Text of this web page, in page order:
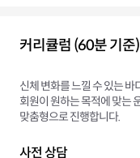
커리큘럼 (60분 기준)
신체 변화를 느낄 수 있는
회원이 원하는 목적에 맞는
맞춤형으로 진행합니다.
사전 상담